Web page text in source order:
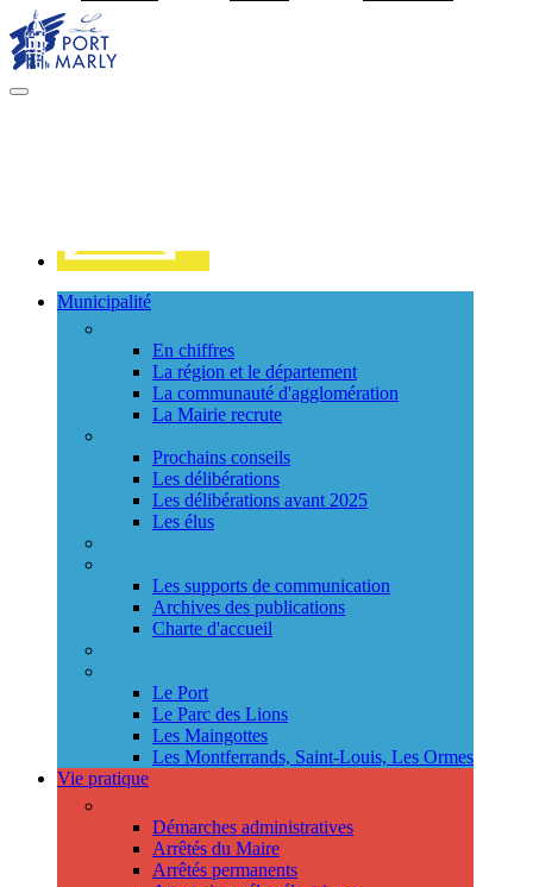
MENU
Municipalité
En chiffres
La région et le département
La communauté d'agglomération
La Mairie recrute
Prochains conseils
Les délibérations
Les délibérations avant 2025
Les élus
Les supports de communication
Archives des publications
Charte d'accueil
Le Port
Le Parc des Lions
Les Maingottes
Les Montferrands, Saint-Louis, Les Ormes
Vie pratique
Démarches administratives
Arrêtés du Maire
Arrêtés permanents